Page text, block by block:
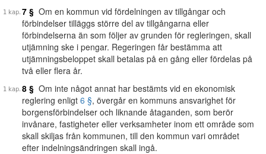
7 § Om en kommun vid fördelningen av tillgångar och
förbindelser tilläggs större del av tillgångarna eller
förbindelserna än som följer av grunden för regleringen, skall
utjämning ske i pengar. Regeringen får bestämma att
utjämningsbeloppet skall betalas på en gång eller fördelas på
två eller flera år.
8 § Om inte något annat har bestämts vid en ekonomisk
reglering enligt 6 §, övergår en kommuns ansvarighet för
borgensförbindelser och liknande åtaganden, som berör
invånare, fastigheter eller verksamheter inom ett område som
skall skiljas från kommunen, till den kommun vari området
efter indelningsändringen skall ingå.